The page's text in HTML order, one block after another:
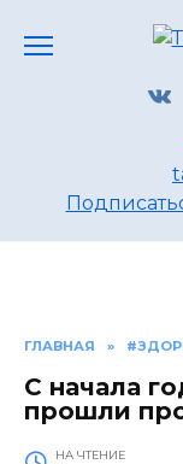
ГЛАВНАЯ »
С начала
прошли
НА ЧТЕНИЕ